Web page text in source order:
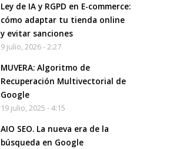
Ley de IA y RGPD en E-commerce:
cómo adaptar tu tienda online
y evitar sanciones
9 julio, 2026 - 2:27
MUVERA: Algoritmo de
Recuperación Multivectorial de
Google
19 julio, 2025 - 4:15
AIO SEO. La nueva era de la
búsqueda en Google